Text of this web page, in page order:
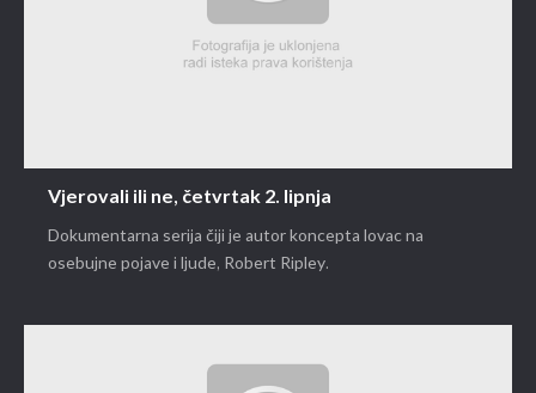
Vjerovali ili ne, četvrtak 2. lipnja
Dokumentarna serija čiji je autor koncepta lovac na
osebujne pojave i ljude, Robert Ripley.